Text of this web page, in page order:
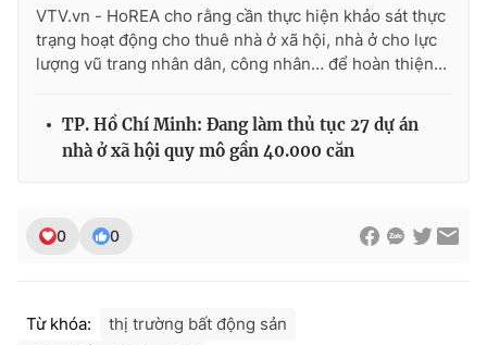
VTV.vn - HoREA cho rằng cần thực hiện khảo sát thực
trạng hoạt động cho thuê nhà ở xã hội, nhà ở cho lực
lượng vũ trang nhân dân, công nhân… để hoàn thiện...
TP. Hồ Chí Minh: Đang làm thủ tục 27 dự án
nhà ở xã hội quy mô gần 40.000 căn
0 0
Từ khóa:
thị trường bất động sản